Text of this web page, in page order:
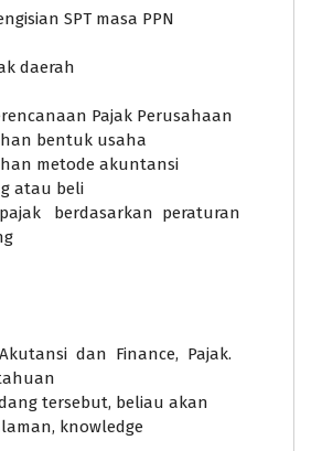
SPT masa PPN
daerah
Pajak Perusahaan
bentuk usaha
metode akuntansi
atau beli
berdasarkan peraturan
dan Finance, Pajak.
tersebut, beliau akan
knowledge